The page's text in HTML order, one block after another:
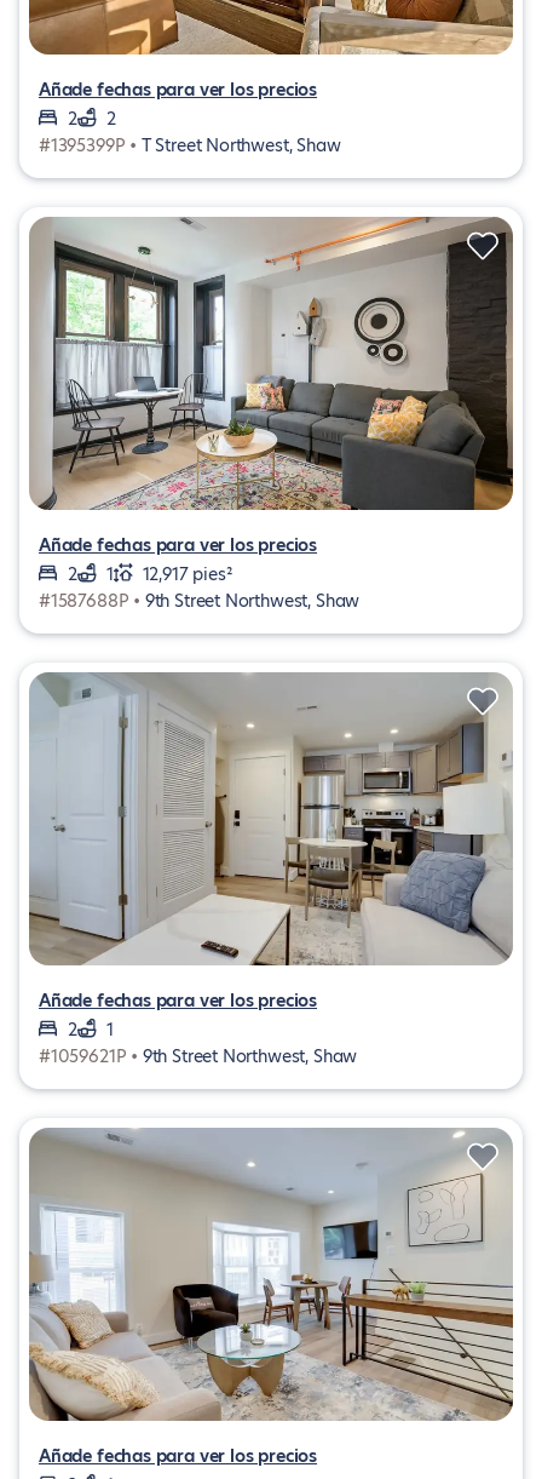
Añade fechas para ver los precios
2
2
#1395399P • T Street Northwest, Shaw
Añade fechas para ver los precios
2
1
12,917 pies²
#1587688P • 9th Street Northwest, Shaw
Añade fechas para ver los precios
2
1
#1059621P • 9th Street Northwest, Shaw
Añade fechas para ver los precios